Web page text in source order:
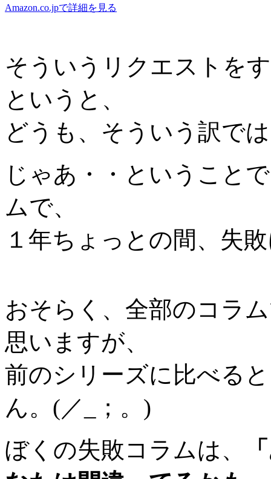
Amazon.co.jpで詳細を見る
そういうリクエストを
というと、
どうも、そういう訳で
じゃあ・・ということ
ムで、
１年ちょっとの間、失
おそらく、全部のコラ
思いますが、
前のシリーズに比べる
ん。(／_；。)
ぼくの失敗コラムは、